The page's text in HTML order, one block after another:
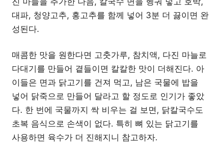
대파, 청양고추, 홍고추를 함께 넣어 3분 더 끓이면 완
성된다.
매콤한 맛을 원한다면 고춧가루, 참치액, 다진 마늘로
다대기를 만들어 곁들이면 칼칼한 맛이 더해진다. 아
이들은 면과 닭고기를 건져 먹고, 남은 국물에 밥을
넣어 닭죽으로 만들어 달라고 할 정도로 인기가 좋았
다. 한 번에 국물까지 싹 비우는 걸 보면, 닭칼국수도
초복 음식으로 손색이 없다. 특히 뼈 있는 닭고기를
사용하면 육수가 더 진해지니 참고하자.